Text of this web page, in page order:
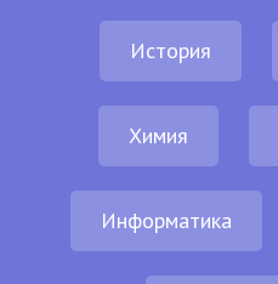
История
Химия
Информатика